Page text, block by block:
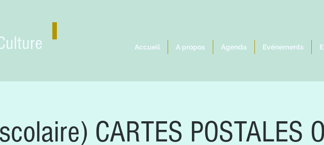
Accueil A propos Agenda Evénements
CARTES POSTALES